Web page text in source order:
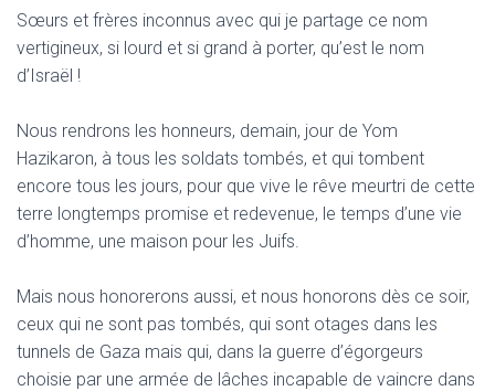
Sœurs et frères inconnus avec qui je partage ce nom
vertigineux, si lourd et si grand à porter, qu’est le nom
d’Israël !
Nous rendrons les honneurs, demain, jour de Yom
Hazikaron, à tous les soldats tombés, et qui tombent
encore tous les jours, pour que vive le rêve meurtri de cette
terre longtemps promise et redevenue, le temps d’une vie
d’homme, une maison pour les Juifs.
Mais nous honorerons aussi, et nous honorons dès ce soir,
ceux qui ne sont pas tombés, qui sont otages dans les
tunnels de Gaza mais qui, dans la guerre d’égorgeurs
choisie par une armée de lâches incapable de vaincre dans